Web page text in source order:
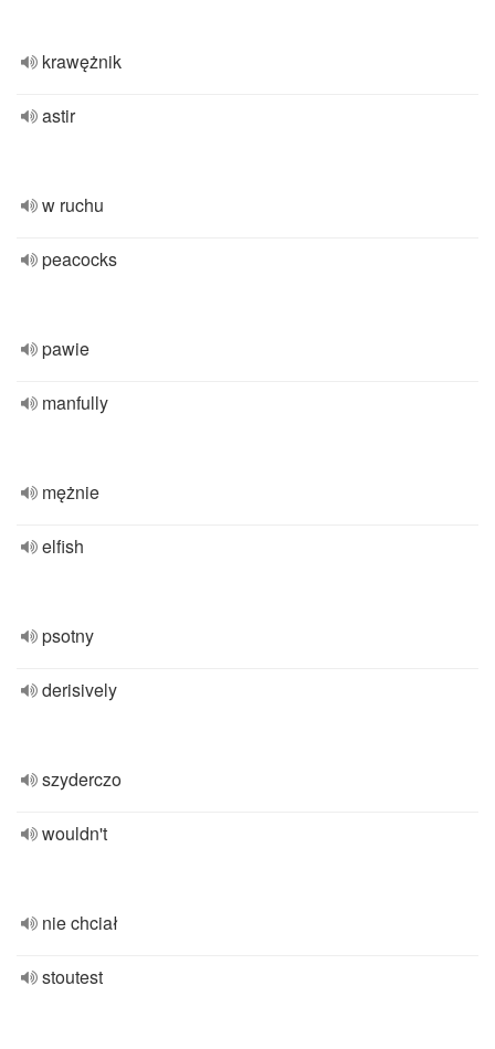
krawężnik
astir
w ruchu
peacocks
pawie
manfully
mężnie
elfish
psotny
derisively
szyderczo
wouldn't
nie chciał
stoutest